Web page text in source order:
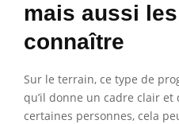
mais aussi
connaître
Sur le terrain, ce type de
qu’il donne un cadre clair
certaines personnes, cela